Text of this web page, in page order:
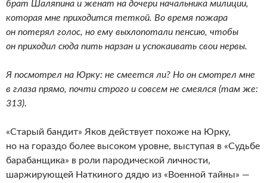
брат Шаляпина и женат на дочери начальника милиции,
которая мне приходится теткой. Во время пожара
он потерял голос, но ему выхлопотали пенсию, чтобы
он приходил сюда пить нарзан и успокаивать свои нервы.
Я посмотрел на Юрку: не смеется ли? Но он смотрел мне
в глаза прямо, почти строго и совсем не смеялся (там же:
313).
«Старый бандит» Яков действует похоже на Юрку,
но на гораздо более высоком уровне, выступая в «Судьбе
барабанщика» в роли пародической личности,
шаржирующей Наткиного дядю из «Военной тайны» —